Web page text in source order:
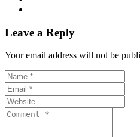
Leave a Reply
Your email address will not be